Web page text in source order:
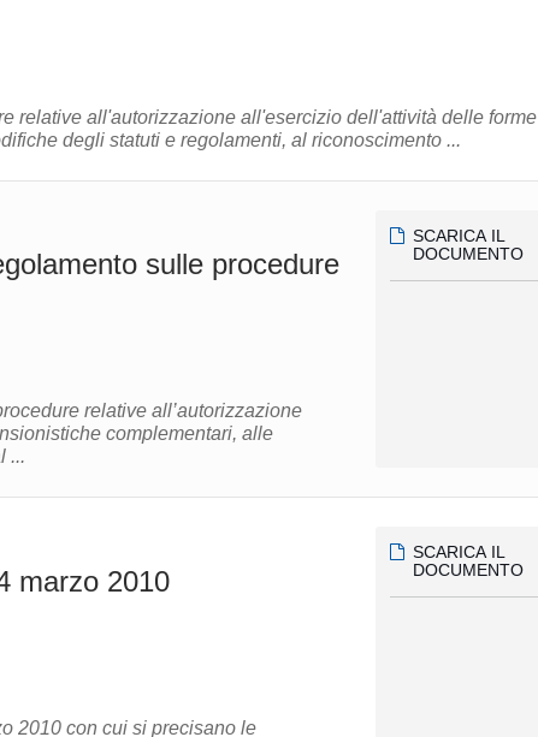
relative all'autorizzazione all'esercizio dell'attività delle forme
degli statuti e regolamenti, al riconoscimento ...
sulle procedure
relative all’autorizzazione
complementari, alle
...
SCARICA IL
DOCUMENTO
marzo 2010
2010 con cui si precisano le
SCARICA IL
DOCUMENTO